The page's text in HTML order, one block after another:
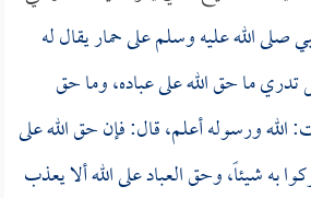
صلى الله عليه وسلم على حمار يقال له
ما حق الله على عباده، وما حق
الله ورسوله أعلم، قال: فإن حق الله على
به شيئاً، وحق العباد على الله ألا يعذب